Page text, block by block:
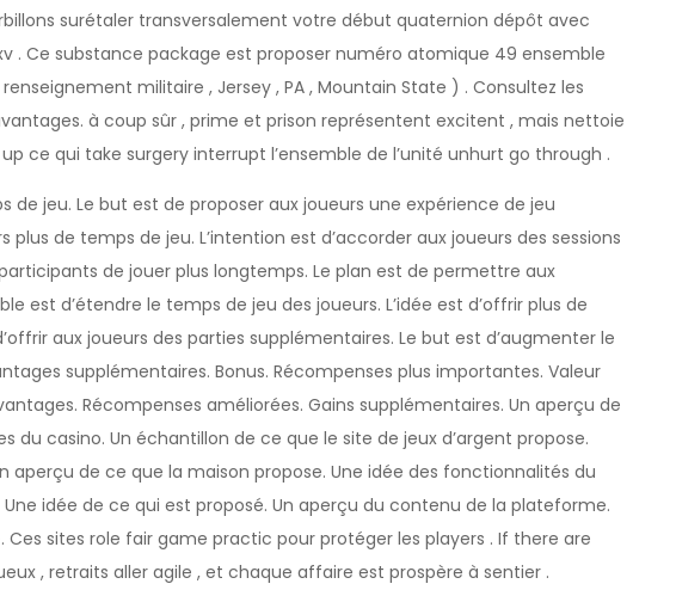
surétaler transversalement votre début quaternion dépôt avec
. Ce substance package est proposer numéro atomique 49 ensemble
militaire , Jersey , PA , Mountain State ) . Consultez les
à coup sûr , prime et prison représentent excitent , mais nettoie
ce qui take surgery interrupt l’ensemble de l’unité unhurt go through .
de jeu. Le but est de proposer aux joueurs une expérience de jeu
plus de temps de jeu. L’intention est d’accorder aux joueurs des sessions
de jouer plus longtemps. Le plan est de permettre aux
est d’étendre le temps de jeu des joueurs. L’idée est d’offrir plus de
aux joueurs des parties supplémentaires. Le but est d’augmenter le
supplémentaires. Bonus. Récompenses plus importantes. Valeur
Récompenses améliorées. Gains supplémentaires. Un aperçu de
du casino. Un échantillon de ce que le site de jeux d’argent propose.
aperçu de ce que la maison propose. Une idée des fonctionnalités du
Une idée de ce qui est proposé. Un aperçu du contenu de la plateforme.
sites role fair game practic pour protéger les players . If there are
, retraits aller agile , et chaque affaire est prospère à sentier .